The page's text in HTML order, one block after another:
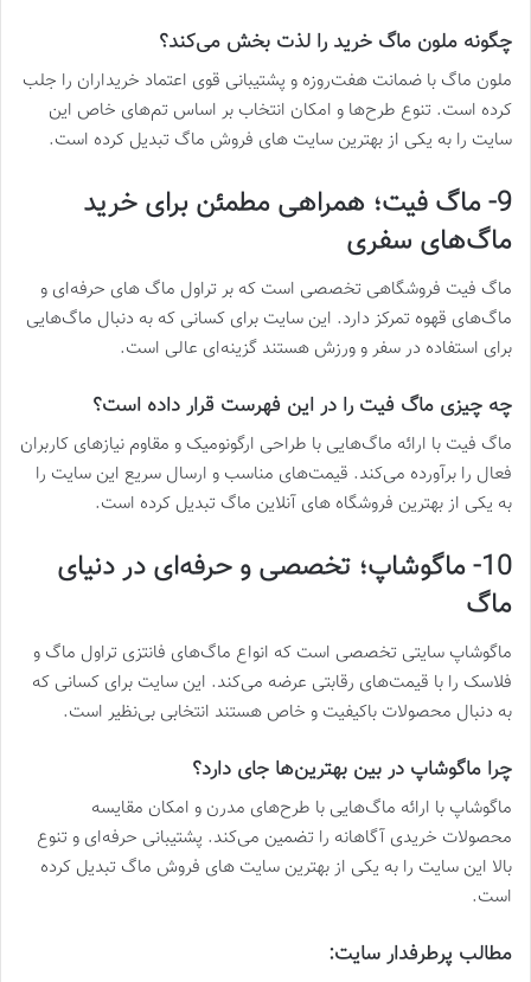
چگونه ملون ماگ خرید را لذت‌ بخش می‌کند؟
ملون ماگ با ضمانت هفت‌روزه و پشتیبانی قوی اعتماد خریداران را جلب
کرده است. تنوع طرح‌ها و امکان انتخاب بر اساس تم‌های خاص این
سایت را به یکی از بهترین سایت های فروش ماگ تبدیل کرده است.
9- ماگ فیت؛ همراهی مطمئن برای خرید
ماگ‌های سفری
ماگ فیت فروشگاهی تخصصی است که بر تراول ماگ‌ های حرفه‌ای و
ماگ‌های قهوه تمرکز دارد. این سایت برای کسانی که به دنبال ماگ‌هایی
برای استفاده در سفر و ورزش هستند گزینه‌ای عالی است.
چه چیزی ماگ فیت را در این فهرست قرار داده است؟
ماگ فیت با ارائه ماگ‌هایی با طراحی ارگونومیک و مقاوم نیازهای کاربران
فعال را برآورده می‌کند. قیمت‌های مناسب و ارسال سریع این سایت را
به یکی از بهترین فروشگاه های آنلاین ماگ تبدیل کرده است.
10- ماگوشاپ؛ تخصصی و حرفه‌ای در دنیای
ماگ
ماگوشاپ سایتی تخصصی است که انواع ماگ‌های فانتزی تراول ماگ و
فلاسک را با قیمت‌های رقابتی عرضه می‌کند. این سایت برای کسانی که
به دنبال محصولات باکیفیت و خاص هستند انتخابی بی‌نظیر است.
چرا ماگوشاپ در بین بهترین‌ها جای دارد؟
ماگوشاپ با ارائه ماگ‌هایی با طرح‌های مدرن و امکان مقایسه
محصولات خریدی آگاهانه را تضمین می‌کند. پشتیبانی حرفه‌ای و تنوع
بالا این سایت را به یکی از بهترین سایت های فروش ماگ تبدیل کرده
است.
مطالب پرطرفدار سایت: